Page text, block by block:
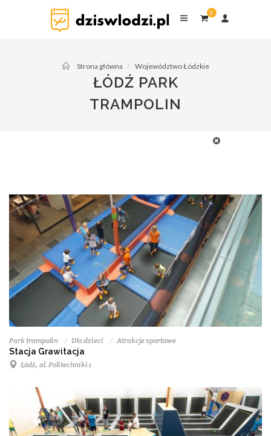
0
Strona główna Województwo Łódzkie
ŁÓDŹ PARK
TRAMPOLIN
Park trampolin Dla dzieci Atrakcje sportowe
Stacja Grawitacja
Łódź, al. Politechniki 1